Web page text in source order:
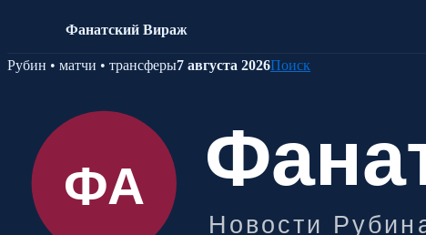
Фанатский Вираж
Skip
Рубин • матчи • трансферы7 августа 2026Поиск